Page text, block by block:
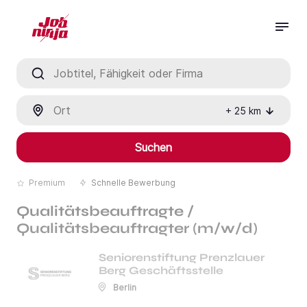
+ 25 km
Suchen
Premium Schnelle Bewerbung
Qualitätsbeauftragte /
Qualitätsbeauftragter (m/w/d)
Seniorenstiftung Prenzlauer
Berg Geschäftsstelle
Berlin